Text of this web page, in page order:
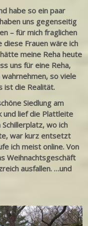
habe so ein paar
uns gegenseitig
– für mich fraglichen
diese Frauen wäre ich
meine Reha heute
uns für eine Reha,
so viele
ist die Realität.
Siedlung am
und lief die Plattleite
wo ich
war kurz entsetzt
ich meist online. Von
Weihnachtsgeschäft
ausfallen. …und